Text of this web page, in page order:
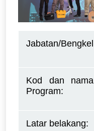
Jabatan/Bengkel
Kod dan nama
Program:
Latar belakang: